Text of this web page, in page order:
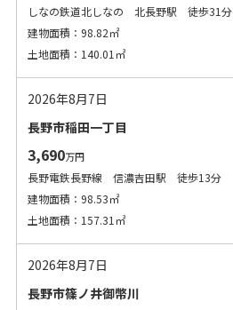
しなの鉄道北しなの 北長野駅 徒歩31分
建物面積：98.82㎡
土地面積：140.01㎡
2026年8月7日
長野市稲田一丁目
3,690万円
長野電鉄長野線 信濃吉田駅 徒歩13分
建物面積：98.53㎡
土地面積：157.31㎡
2026年8月7日
長野市篠ノ井御幣川